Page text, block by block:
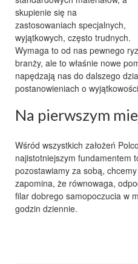
skupienie się na
zastosowaniach specjalnych,
wyjątkowych, często trudnych.
Wymaga to od nas pewnego
branży, ale to właśnie nowe
napędzają nas do dalszego
postanowieniach o wyjątkowości
Na pierwszym
Wśród wszystkich założeń
najistotniejszym fundamentem
pozostawiamy za sobą,
zapomina, że równowaga,
filar dobrego samopoczucia w
godzin dziennie.